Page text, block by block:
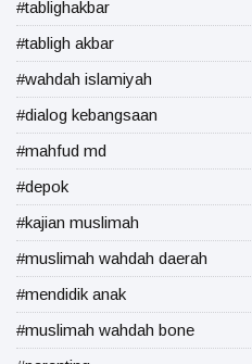
#tablighakbar
#tabligh akbar
#wahdah islamiyah
#dialog kebangsaan
#mahfud md
#depok
#kajian muslimah
#muslimah wahdah daerah
#mendidik anak
#muslimah wahdah bone